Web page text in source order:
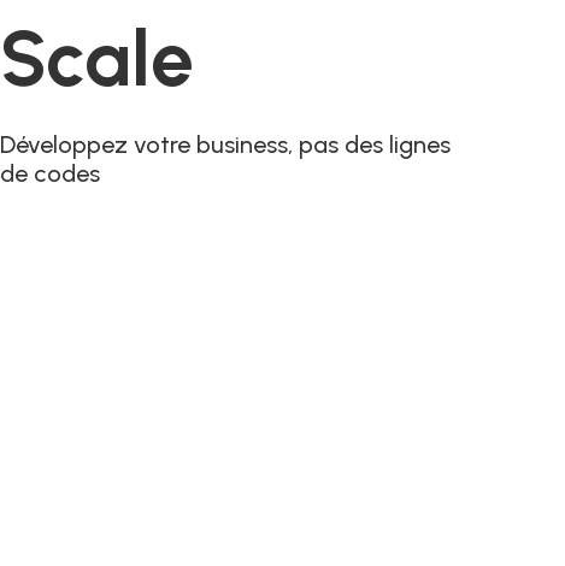
Scale
Développez votre business, pas des lignes
de codes